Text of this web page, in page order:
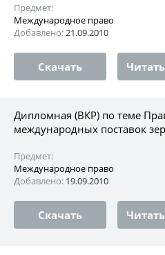
Предмет:
Международное право
Добавлено:21.09.2010
Скачать
Дипломная (ВКР) по теме
международных поставок
Предмет:
Международное право
Добавлено: 19.09.2010
Скачать